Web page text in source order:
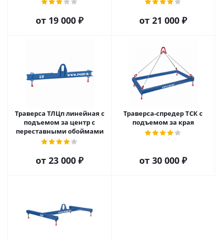
от 19 000 ₽ от 21 000 ₽
Траверса ТЛЦп линейная с
подъемом за центр с
переставными обоймами
от 23 000 ₽
Траверса-спредер ТСК с
подъемом за края
от 30 000 ₽